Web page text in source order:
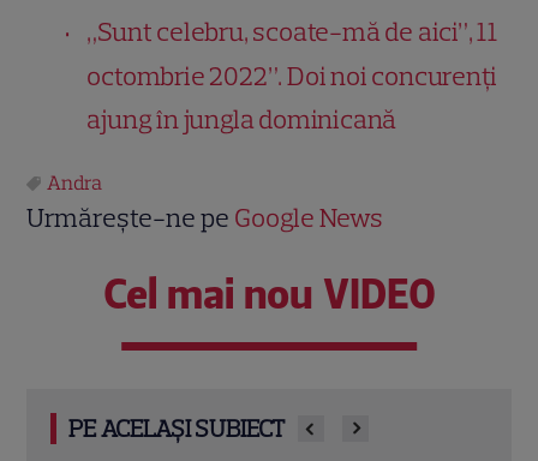
„Sunt celebru, scoate-mă de aici”, 11
octombrie 2022”. Doi noi concurenți
ajung în jungla dominicană
Andra
Urmărește-ne pe Google News
Cel mai nou VIDEO
PE ACELAȘI SUBIECT